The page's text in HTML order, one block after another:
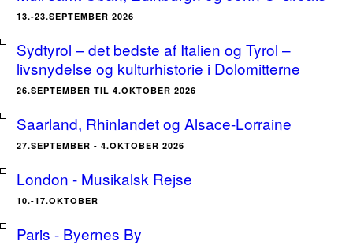
13.-23.SEPTEMBER 2026
Sydtyrol – det bedste af Italien og Tyrol –
livsnydelse og kulturhistorie i Dolomitterne
26.SEPTEMBER TIL 4.OKTOBER 2026
Saarland, Rhinlandet og Alsace-Lorraine
27.SEPTEMBER - 4.OKTOBER 2026
London - Musikalsk Rejse
10.-17.OKTOBER
Paris - Byernes By